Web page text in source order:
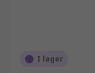
I lager